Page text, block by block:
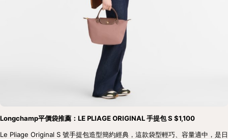
Longchamp平價袋推薦：LE PLIAGE ORIGINAL 手提包 S $1,100
Le Pliage Original S 號手提包造型簡約經典，這款袋型輕巧、容量適中，是日